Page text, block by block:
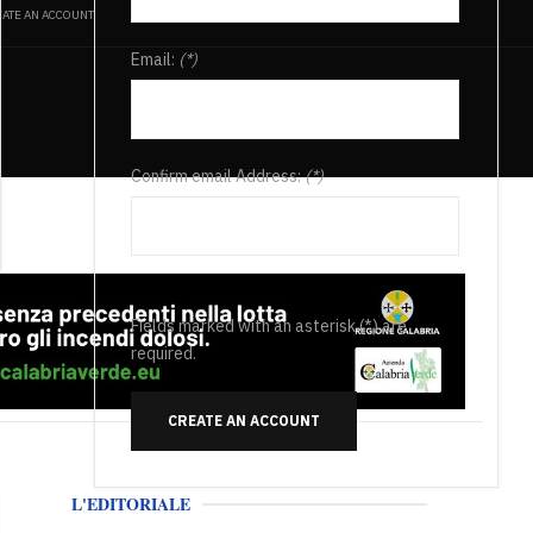
AN ACCOUNT
Email: (*)
Confirm email Address:(*)
Fields marked with an asterisk (*) are
required.
CREATE AN ACCOUNT
L'EDITORIALE